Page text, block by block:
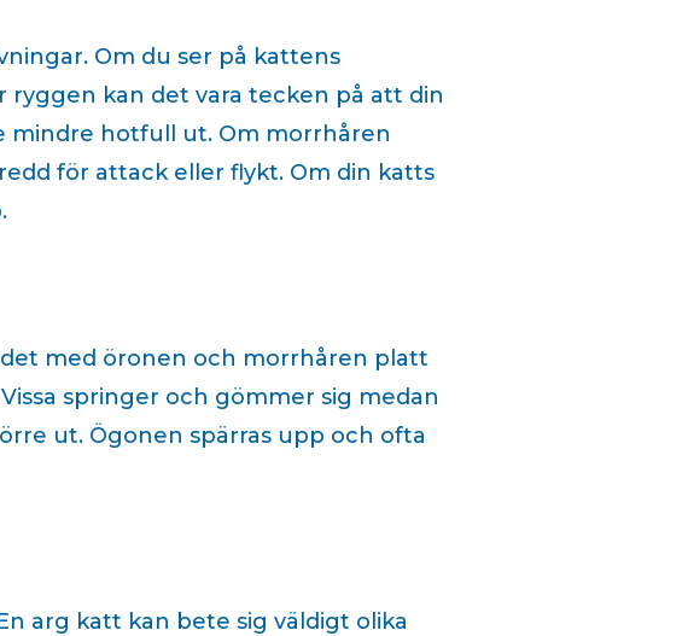
Om du ser på kattens
ryggen kan det vara tecken på att din
mindre hotfull ut. Om morrhåren
för attack eller flykt. Om din katts
med öronen och morrhåren platt
springer och gömmer sig medan
ut. Ögonen spärras upp och ofta
arg katt kan bete sig väldigt olika